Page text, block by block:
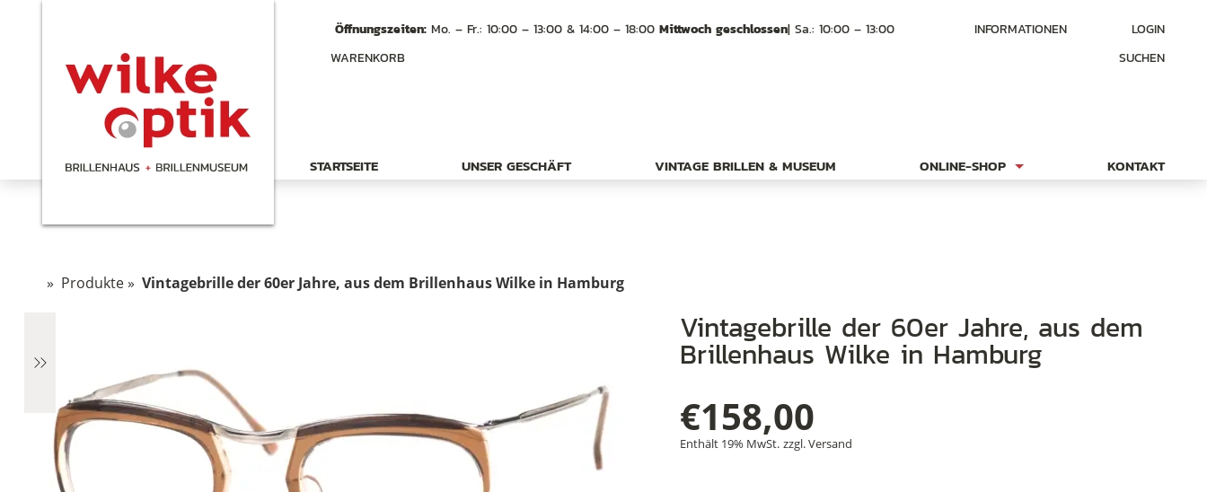
Öffnungszeiten:Mo. – Fr.: 10:00 – 13:00 & 14:00 – 18:00 Mittwoch geschlossen| Sa.: 10:00 – 13:00 INFORMATIONEN
LOGIN
WARENKORB
SUCHEN
STARTSEITE UNSER GESCHÄFT VINTAGE BRILLEN & MUSEUM ONLINE-SHOP KONTAKT
» Produkte» Vintagebrille der 60er Jahre, aus dem Brillenhaus Wilke in Hamburg
Vintagebrille der 60er Jahre, aus dem
Brillenhaus Wilke in Hamburg
€158,00
Enthält 19% MwSt. zzgl.Versand